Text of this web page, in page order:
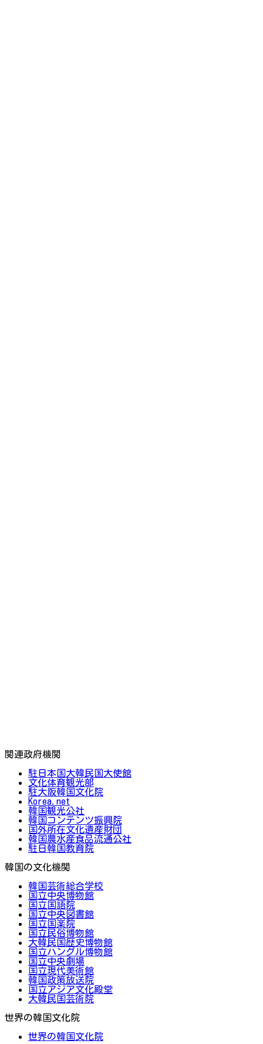
関連政府機関
駐日本国大韓民国大使館
文化体育観光部
駐大阪韓国文化院
Korea.net
韓国観光公社
韓国コンテンツ振興院
国外所在文化遺産財団
韓国農水産食品流通公社
駐日韓国教育院
韓国の文化機関
韓国芸術総合学校
国立中央博物館
国立国語院
国立中央図書館
国立国楽院
国立民俗博物館
大韓民国歴史博物館
国立ハングル博物館
国立中央劇場
国立現代美術館
韓国政策放送院
国立アジア文化殿堂
大韓民国芸術院
世界の韓国文化院
世界の韓国文化院